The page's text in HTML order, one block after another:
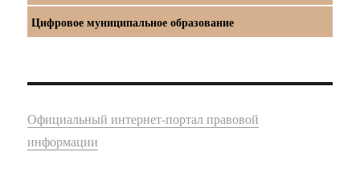
Цифровое муниципальное образование
Официальный интернет-портал правовой
информации